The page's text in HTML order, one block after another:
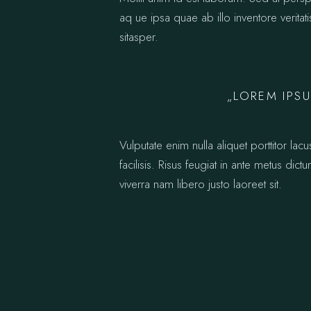
aq ue ipsa quae ab illo inventore
sitasper.
„LOREM
Vulputate enim nulla aliquet porttitor
facilisis. Risus feugiat in ante metus
viverra nam libero justo laoreet sit.